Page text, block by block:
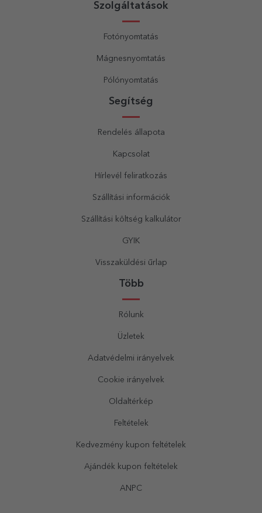
Szolgáltatások
Fotónyomtatás
Mágnesnyomtatás
Pólónyomtatás
Segítség
Rendelés állapota
Kapcsolat
Hírlevél feliratkozás
Szállítási információk
Szállítási költség kalkulátor
GYIK
Visszaküldési űrlap
Több
Rólunk
Üzletek
Adatvédelmi irányelvek
Cookie irányelvek
Oldaltérkép
Feltételek
Kedvezmény kupon feltételek
Ajándék kupon feltételek
ANPC